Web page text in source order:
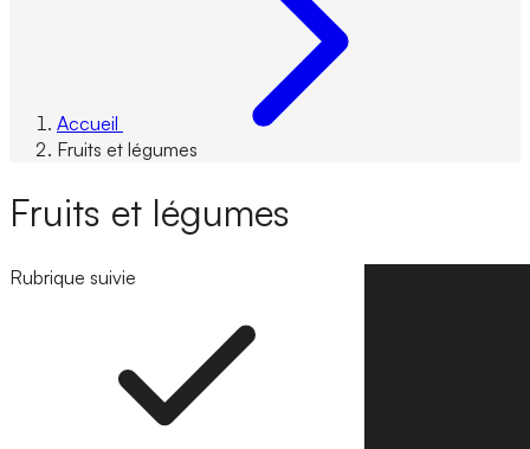
Accueil
Fruits et légumes
Fruits et légumes
Rubrique suivie